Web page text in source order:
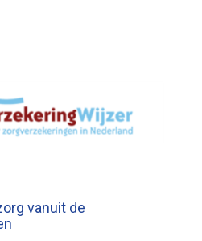
ook logeeropvang bieden.
voor respijtzorg voor
somatische
kinderzorghuizen /
kinderen.
vanuit de